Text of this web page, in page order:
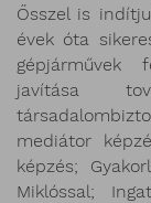
Ősszel is
évek óta
gépjárművek
javítása
mediátor
képzés;
Miklóssal;